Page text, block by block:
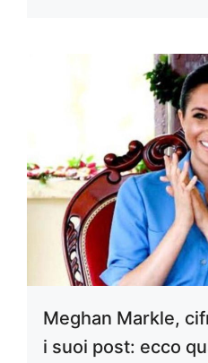
Meghan Markle,
i suoi post: ecco